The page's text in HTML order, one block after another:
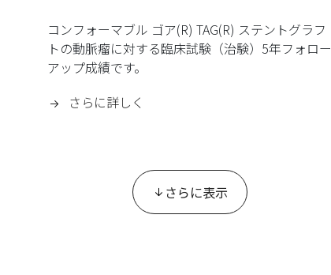
コンフォーマブル ゴア(R) TAG(R) ステントグラフ
トの動脈瘤に対する臨床試験（治験）5年フォロー
アップ成績です。
さらに詳しく
さらに表示